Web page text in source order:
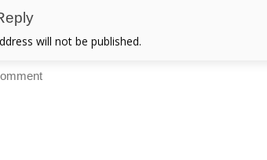
will not be published.